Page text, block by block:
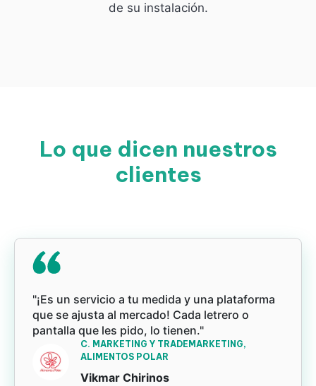
de su instalación.
Lo que dicen nuestros
clientes
"¡Es un servicio a tu medida y una plataforma
que se ajusta al mercado! Cada letrero o
pantalla que les pido, lo tienen."
C. MARKETING Y TRADEMARKETING,
ALIMENTOS POLAR
Vikmar Chirinos